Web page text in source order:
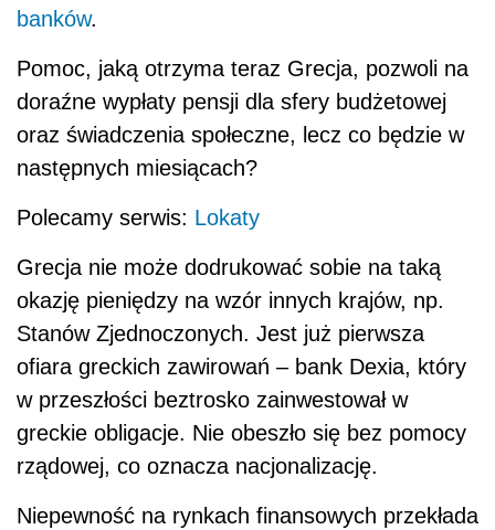
banków.
Pomoc, jaką otrzyma teraz Grecja, pozwoli na
doraźne wypłaty pensji dla sfery budżetowej
oraz świadczenia społeczne, lecz co będzie w
następnych miesiącach?
Polecamy serwis: Lokaty
Grecja nie może dodrukować sobie na taką
okazję pieniędzy na wzór innych krajów, np.
Stanów Zjednoczonych. Jest już pierwsza
ofiara greckich zawirowań – bank Dexia, który
w przeszłości beztrosko zainwestował w
greckie obligacje. Nie obeszło się bez pomocy
rządowej, co oznacza nacjonalizację.
Niepewność na rynkach finansowych przekłada